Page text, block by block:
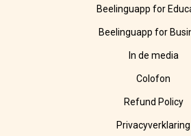
Beelinguapp for
Beelinguapp for
In de media
Colofon
Refund Policy
Privacyverklaring